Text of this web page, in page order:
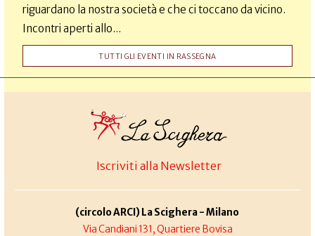
riguardano la nostra società e che ci toccano da vicino.
Incontri aperti allo...
TUTTI GLI EVENTI IN RASSEGNA
Iscriviti alla Newsletter
(circolo ARCI) La Scighera - Milano
Via Candiani 131, Quartiere Bovisa